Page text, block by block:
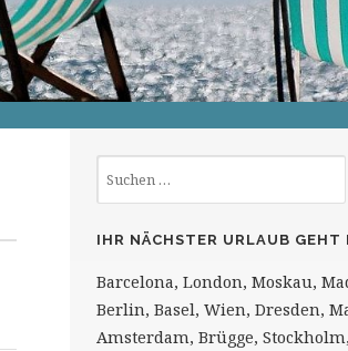
IHR NÄCHSTER URLAUB GEHT
Barcelona, London, Moskau,
Berlin, Basel, Wien, Dresden,
Amsterdam, Brügge, Stockholm,